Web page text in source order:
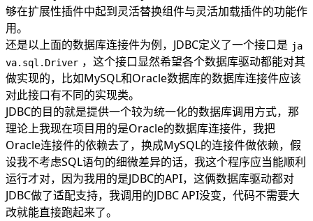
够在扩展性插件中起到灵活替换组件与灵活加载插件的功能作
用。
还是以上面的数据库连接件为例，JDBC定义了一个接口是 ja
va.sql.Driver ，这个接口显然希望各个数据库驱动都能对其
做实现的，比如MySQL和Oracle数据库的数据库连接件应该
对此接口有不同的实现类。
JDBC的目的就是提供一个较为统一化的数据库调用方式，那
理论上我现在项目用的是Oracle的数据库连接件，我把
Oracle连接件的依赖去了，换成MySQL的连接件做依赖，假
设我不考虑SQL语句的细微差异的话，我这个程序应当能顺利
运行才对，因为我用的是JDBC的API，这俩数据库驱动都对
JDBC做了适配支持，我调用的JDBC API没变，代码不需要大
改就能直接跑起来了。